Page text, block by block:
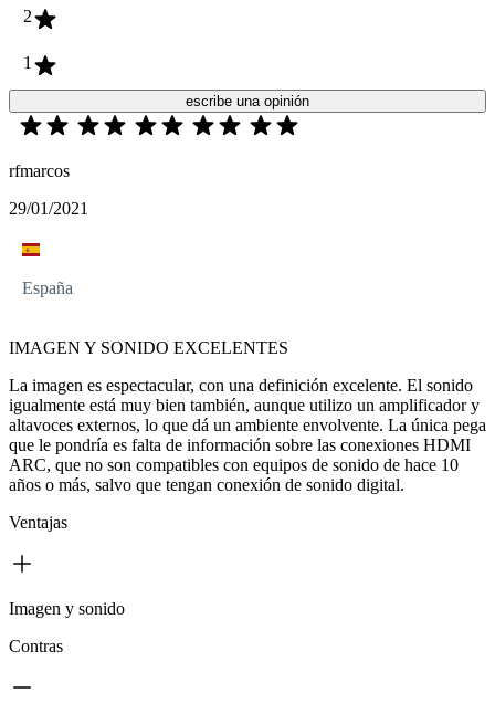
2
1
escribe una opinión
rfmarcos
29/01/2021
España
IMAGEN Y SONIDO EXCELENTES
La imagen es espectacular, con una definición excelente. El sonido
igualmente está muy bien también, aunque utilizo un amplificador y
altavoces externos, lo que dá un ambiente envolvente. La única pega
que le pondría es falta de información sobre las conexiones HDMI
ARC, que no son compatibles con equipos de sonido de hace 10
años o más, salvo que tengan conexión de sonido digital.
Ventajas
Imagen y sonido
Contras